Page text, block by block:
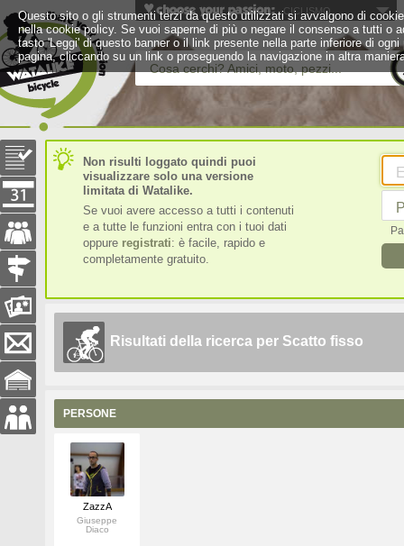
Cosa cerchi? Amici, moto, pezzi...
CICLISMO
Non risulti loggato quindi puoi
visualizzare solo una versione
limitata di Watalike.
Se vuoi avere accesso a tutti i contenuti
e a tutte le funzioni entra con i tuoi dati
oppure registrati: è facile, rapido e
completamente gratuito.
Risultati della ricerca per Scatto fisso
PERSONE
ZazzA
Giuseppe
Diaco
Questo sito o gli strumenti terzi da questo utilizzati si avvalgono di
nella cookie policy. Se vuoi saperne di più o negare il consenso a tutti o
tasto 'Leggi' di questo banner o il link presente nella parte inferiore di
pagina, cliccando su un link o proseguendo la navigazione in altra